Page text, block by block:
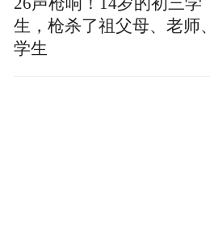
生，枪杀了祖父母、老师、
学生